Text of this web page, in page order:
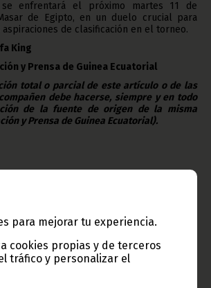
para mejorar tu experiencia.
cookies propias y de terceros
tráfico y personalizar el
enfrentará el próximo martes 11 de
de Egipto, en un duelo crucial para
aspiraciones de clasificación en el torneo.
King
y Prensa de Guinea Ecuatorial
total o parcial de este artículo o de las
debe hacerse, siempre y en todo
de la fuente de origen de la misma
y Prensa de Guinea Ecuatorial).
e Instituciones